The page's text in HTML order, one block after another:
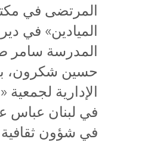
المرتضى في
الميادين» في
المدرسة سامر
حسين شكرون،
الإدارية
في لبنان عباس
في شؤون ثقافية